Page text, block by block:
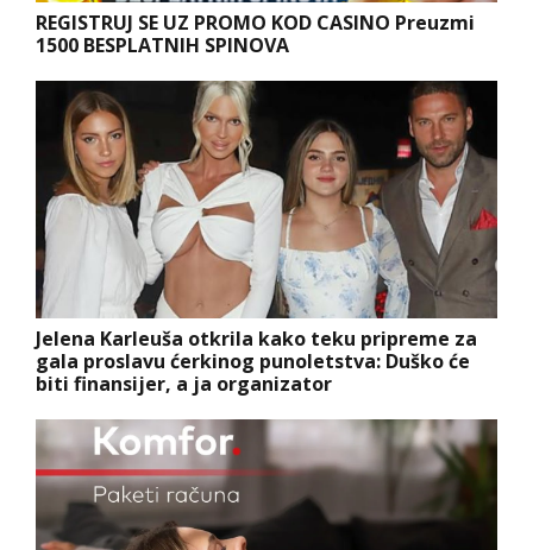
REGISTRUJ SE UZ PROMO KOD CASINO Preuzmi
1500 BESPLATNIH SPINOVA
Jelena Karleuša otkrila kako teku pripreme za
gala proslavu ćerkinog punoletstva: Duško će
biti finansijer, a ja organizator